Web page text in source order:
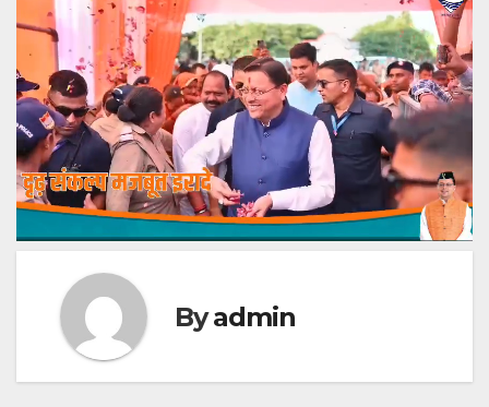
Byadmin